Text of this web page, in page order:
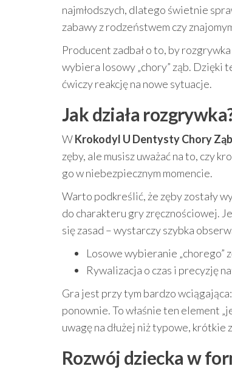
najmłodszych, dlatego świetnie
zabawy z rodzeństwem czy
Producent zadbał o to, by
wybiera losowy „chory” ząb. Dzięki
ćwiczy reakcję na nowe sytuacje.
Jak działa
WKrokodyl U Dentysty Chory
zęby, ale musisz uważać na to, czy
go w niebezpiecznym momencie.
Warto podkreślić, że zęby zostały
do charakteru gry zręcznościowej.
się zasad – wystarczy szybka
Losowe wybieranie „chorego”
Rywalizacja o czas i precyzję
Gra jest przy tym bardzo
ponownie. To właśnie ten element
uwagę na dłużej niż typowe, krótkie
Rozwój dziecka w